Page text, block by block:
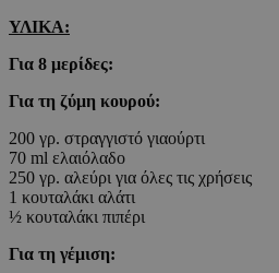
ΥΛΙΚΑ:
Για 8 μερίδες:
Για τη ζύμη κουρού:
200 γρ. στραγγιστό γιαούρτι
70 ml ελαιόλαδο
250 γρ. αλεύρι για όλες τις χρήσεις
1 κουταλάκι αλάτι
½ κουταλάκι πιπέρι
Για τη γέμιση: